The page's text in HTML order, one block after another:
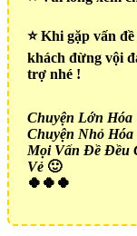
⭐️ Khi gặp vấn
khách đừng vội
trợ nhé !
Chuyện Lớn
Chuyện Nhỏ
Mọi Vấn Đề Đều
Vẻ 🙂
🍀🍀🍀